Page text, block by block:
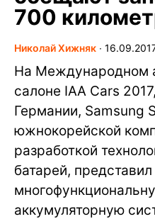
700
Николай Хижняк ∙
На Международном
салоне IAA Cars
Германии, Samsung
южнокорейской
разработкой
батарей,
аккумуляторную